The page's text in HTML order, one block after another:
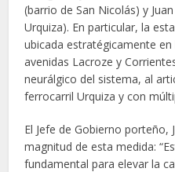
(barrio de San Nicolás) y
Urquiza). En particular, la
ubicada estratégicamente
avenidas Lacroze y
neurálgico del sistema, al
ferrocarril Urquiza y con
El Jefe de Gobierno porteño,
magnitud de esta medida:
fundamental para elevar la